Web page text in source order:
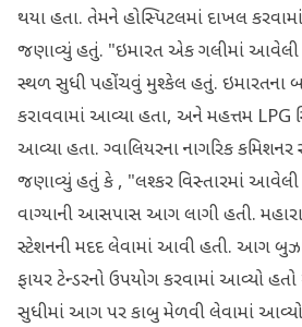
થયા હતા. તેમને હોસ્પિટલમાં દાખલ
જણાવ્યું હતું. "ઇમારત એક ગલીમાં આવેલી
સ્થળ સુધી પહોંચવું મુશ્કેલ હતું. ઇમારતના
કરાવવામાં આવ્યા હતા, અને મહત્તમ LPG
આવ્યા હતા. ગ્વાલિયરના નાગરિક
જણાવ્યું હતું કે , "લશ્કર વિસ્તારમાં આવેલી
વાગ્યાની આસપાસ આગ લાગી હતી.
સ્ટેશનની મદદ લેવામાં આવી હતી. આગ
ફાયર ટેન્ડરનો ઉપયોગ કરવામાં આવ્યો
સુધીમાં આગ પર કાબુ મેળવી લેવામાં